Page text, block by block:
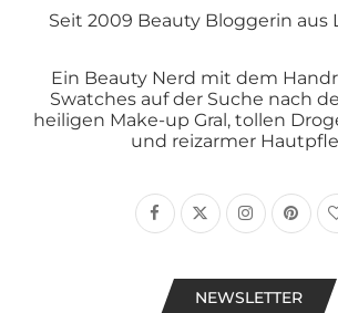
Seit 2009 Beauty Bloggerin aus
Ein Beauty Nerd mit dem
Swatches auf der Suche nach
heiligen Make-up Gral, tollen
und reizarmer
NEWSLETTER